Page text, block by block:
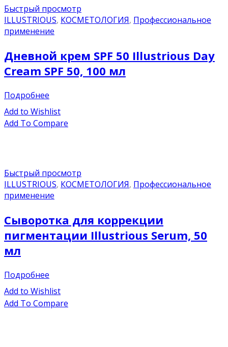
Быстрый просмотр
ILLUSTRIOUS, КОСМЕТОЛОГИЯ, Профессиональное
применение
Дневной крем SPF 50 Illustrious Day
Cream SPF 50, 100 мл
Подробнее
Add to Wishlist
Add To Compare
Быстрый просмотр
ILLUSTRIOUS, КОСМЕТОЛОГИЯ, Профессиональное
применение
Сыворотка для коррекции
пигментации Illustrious Serum, 50
мл
Подробнее
Add to Wishlist
Add To Compare